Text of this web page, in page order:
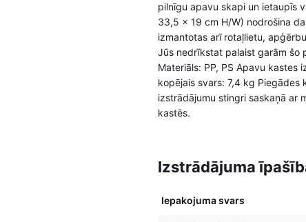
pilnīgu apavu skapi un ietaupīs
33,5 x 19 cm H/W) nodrošina
izmantotas arī rotaļlietu,
Jūs nedrīkstat palaist garām šo
Materiāls: PP, PS Apavu
kopējais svars: 7,4 kg Piegādes
izstrādājumu stingri saskaņā ar
kastēs.
Izstrādājuma
Iepakojuma svars